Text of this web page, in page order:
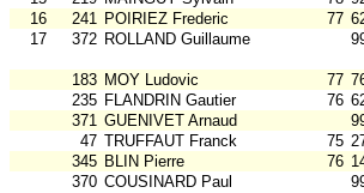
16
241 POIRIEZ Frederic 77
17
372 ROLLAND Guillaume
183 MOY Ludovic 77
235 FLANDRIN Gautier 76
371 GUENIVET Arnaud
47 TRUFFAUT Franck 75
345 BLIN Pierre 76
370 COUSINARD Paul